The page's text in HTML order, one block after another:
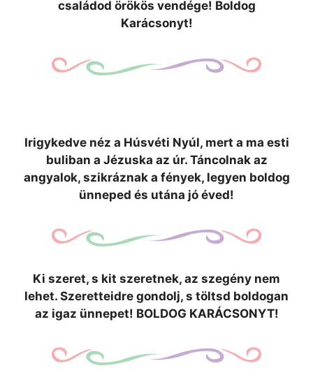
családod örökös vendége! Boldog
Karácsonyt!
Irigykedve néz a Húsvéti Nyúl, mert a ma esti
buliban a Jézuska az úr. Táncolnak az
angyalok, szikráznak a fények, legyen boldog
ünneped és utána jó éved!
Ki szeret, s kit szeretnek, az szegény nem
lehet. Szeretteidre gondolj, s töltsd boldogan
az igaz ünnepet! BOLDOG KARÁCSONYT!